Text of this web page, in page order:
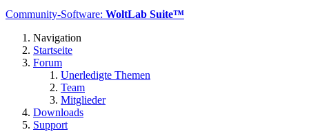
Community-Software: WoltLab Suite™
Navigation
Startseite
Forum
Unerledigte Themen
Team
Mitglieder
Downloads
Support